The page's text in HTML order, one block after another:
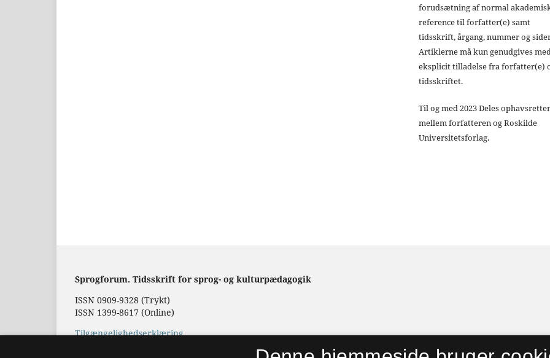
forudsætning af normal
reference til forfatter(e) samt
tidsskrift, årgang, nummer og
Artiklerne må kun genudgives
eksplicit tilladelse fra forfatter(e)
tidsskriftet.
Til og med 2023 Deles
mellem forfatteren og Roskilde
Universitetsforlag.
Sprogforum. Tidsskrift for sprog- og kulturpædagogik
ISSN 0909-9328 (Trykt)
ISSN 1399-8617 (Online)
Tilgængelighedserklæring